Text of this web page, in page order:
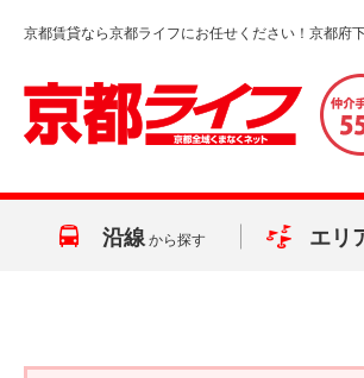
京都賃貸なら京都ライフにお任せください！京都府
沿線 から探す エリ